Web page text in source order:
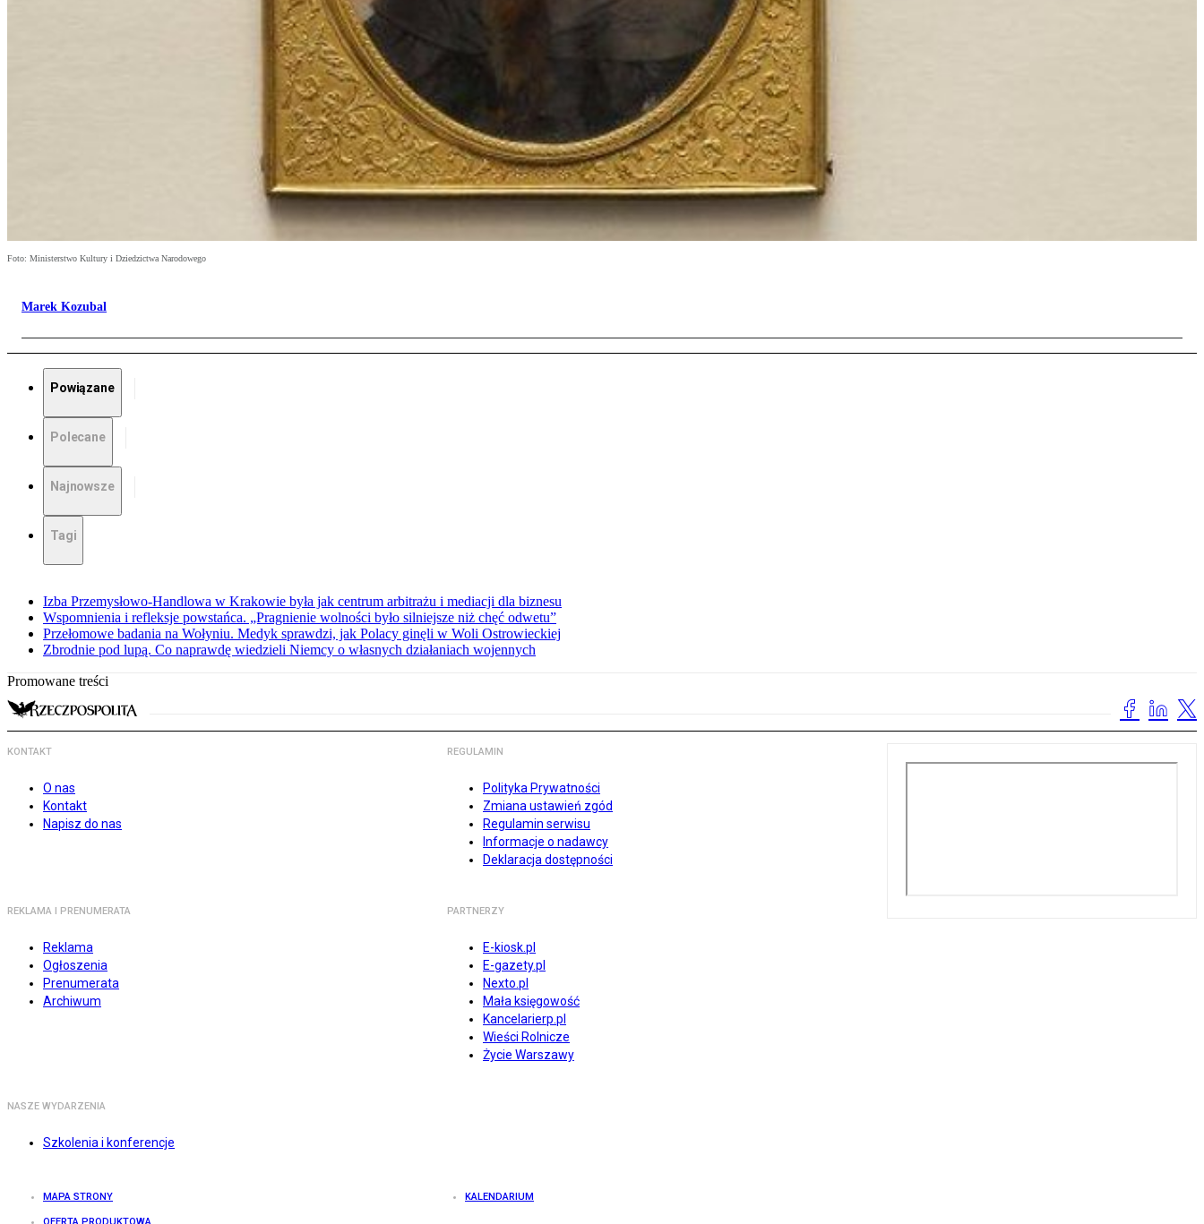
Foto: Ministerstwo Kultury i Dziedzictwa Narodowego
Marek Kozubal
Powiązane
Polecane
Najnowsze
Tagi
Izba Przemysłowo-Handlowa w Krakowie była jak centrum arbitrażu i mediacji dla biznesu
Wspomnienia i refleksje powstańca. „Pragnienie wolności było silniejsze niż chęć odwetu”
Przełomowe badania na Wołyniu. Medyk sprawdzi, jak Polacy ginęli w Woli Ostrowieckiej
Zbrodnie pod lupą. Co naprawdę wiedzieli Niemcy o własnych działaniach wojennych
Promowane treści
KONTAKT
O nas
Kontakt
Napisz do nas
REGULAMIN
Polityka Prywatności
Zmiana ustawień zgód
Regulamin serwisu
Informacje o nadawcy
Deklaracja dostępności
REKLAMA I PRENUMERATA
Reklama
Ogłoszenia
Prenumerata
Archiwum
PARTNERZY
E-kiosk.pl
E-gazety.pl
Nexto.pl
Mała księgowość
Kancelarierp.pl
Wieści Rolnicze
Życie Warszawy
NASZE WYDARZENIA
Szkolenia i konferencje
MAPA STRONY KALENDARIUM